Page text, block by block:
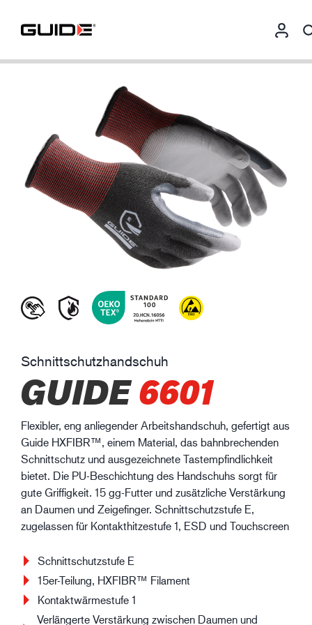
Schnittschutzhandschuh
GUIDE6601
Flexibler, eng anliegender Arbeitshandschuh, gefertigt aus
Guide HXFIBR™, einem Material, das bahnbrechenden
Schnittschutz und ausgezeichnete Tastempfindlichkeit
bietet. Die PU-Beschichtung des Handschuhs sorgt für
gute Griffigkeit. 15 gg-Futter und zusätzliche Verstärkung
an Daumen und Zeigefinger. Schnittschutzstufe E,
zugelassen für Kontakthitzestufe 1, ESD und Touchscreen
Schnittschutzstufe E
15er-Teilung, HXFIBR™ Filament
Kontaktwärmestufe 1
Verlängerte Verstärkung zwischen Daumen und